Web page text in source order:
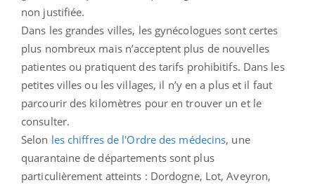
non justifiée.
Dans les grandes villes, les gynécologues sont certes
plus nombreux mais n’acceptent plus de nouvelles
patientes ou pratiquent des tarifs prohibitifs. Dans les
petites villes ou les villages, il n’y en a plus et il faut
parcourir des kilomètres pour en trouver un et le
consulter.
Selon les chiffres de l'Ordre des médecins, une
quarantaine de départements sont plus
particulièrement atteints : Dordogne, Lot, Aveyron,